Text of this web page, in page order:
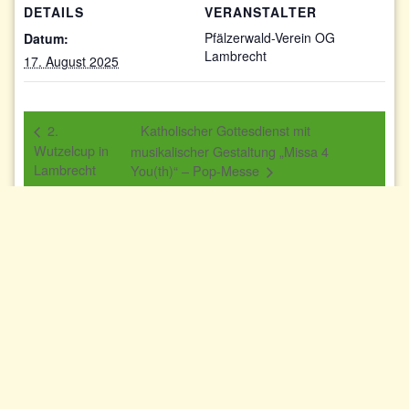
DETAILS
Datum:
17. August 2025
VERANSTALTER
Pfälzerwald-Verein OG
Lambrecht
2.
Wutzelcup in
Lambrecht
Katholischer Gottesdienst mit
musikalischer Gestaltung „Missa 4
You(th)“ – Pop-Messe